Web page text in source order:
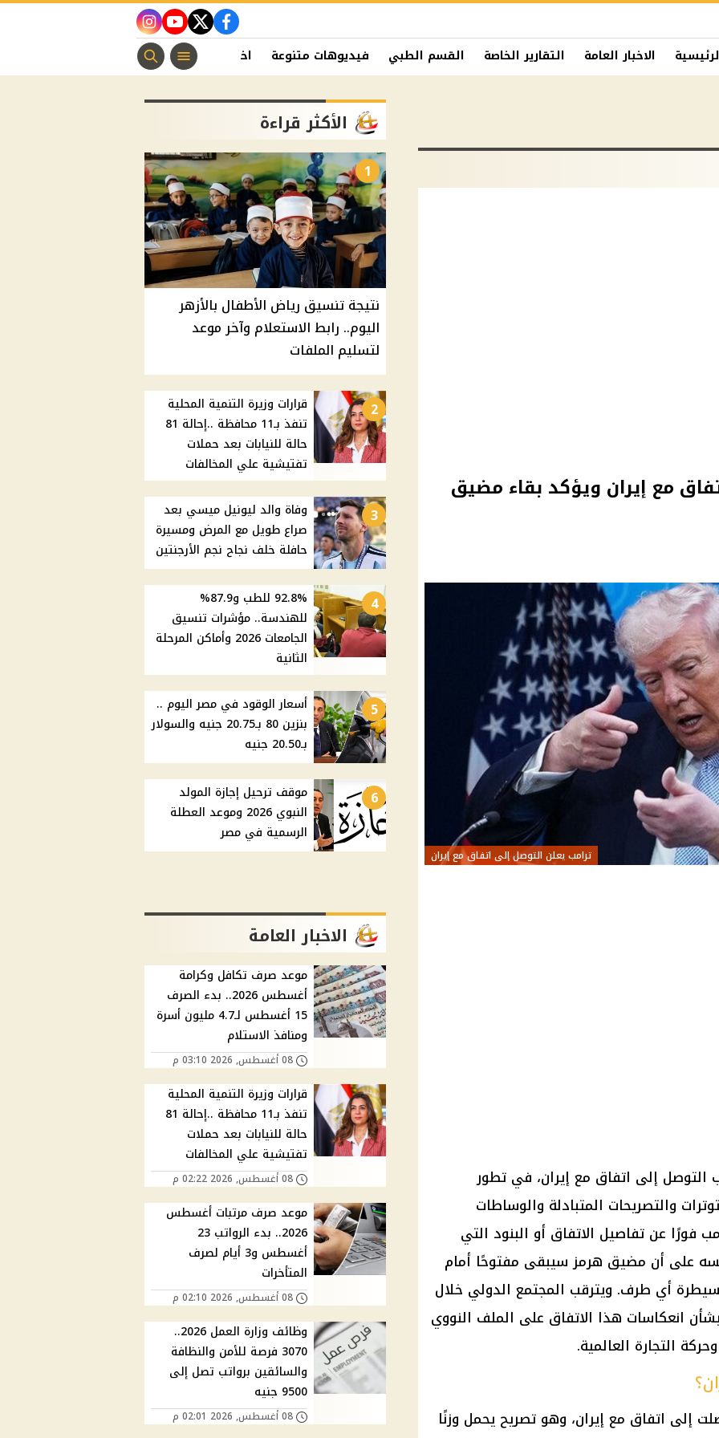
facebook
twitter
youtube
instagram
الاخبار العامة التقارير الخاصة القسم الطبي فيديوهات متنوعة اخبار الفن منوعات مسيحية
مع إيران ويؤكد بقاء مضيق
ترامب يعلن التوصل إلى اتفاق مع إيران
التوصل إلى اتفاق مع إيران، في تطور
والتصريحات المتبادلة والوساطات
فورًا عن تفاصيل الاتفاق أو البنود التي
على أن مضيق هرمز سيبقى مفتوحًا أمام
أي طرف. ويترقب المجتمع الدولي خلال
انعكاسات هذا الاتفاق على الملف النووي
التجارة العالمية.
إلى اتفاق مع إيران، وهو تصريح يحمل وزنًا
الأكثر قراءة
1
نتيجة تنسيق رياض الأطفال بالأزهر
اليوم.. رابط الاستعلام وآخر موعد
لتسليم الملفات
2
قرارات وزيرة التنمية المحلية
تنفذ بـ11 محافظة ..إحالة 81
حالة للنيابات بعد حملات
تفتيشية علي المخالفات
3
وفاة والد ليونيل ميسي بعد
صراع طويل مع المرض ومسيرة
حافلة خلف نجاح نجم الأرجنتين
4
92.8% للطب و87.9%
للهندسة.. مؤشرات تنسيق
الجامعات 2026 وأماكن المرحلة
الثانية
5
أسعار الوقود في مصر اليوم ..
بنزين 80 بـ20.75 جنيه والسولار
بـ20.50 جنيه
6
موقف ترحيل إجازة المولد
النبوي 2026 وموعد العطلة
الرسمية في مصر
الاخبار العامة
موعد صرف تكافل وكرامة
أغسطس 2026.. بدء الصرف
15 أغسطس لـ4.7 مليون أسرة
ومنافذ الاستلام
08 أغسطس, 2026 03:10 م
قرارات وزيرة التنمية المحلية
تنفذ بـ11 محافظة ..إحالة 81
حالة للنيابات بعد حملات
تفتيشية علي المخالفات
08 أغسطس, 2026 02:22 م
موعد صرف مرتبات أغسطس
2026.. بدء الرواتب 23
أغسطس و3 أيام لصرف
المتأخرات
08 أغسطس, 2026 02:10 م
وظائف وزارة العمل 2026..
3070 فرصة للأمن والنظافة
والسائقين برواتب تصل إلى
9500 جنيه
08 أغسطس, 2026 02:01 م